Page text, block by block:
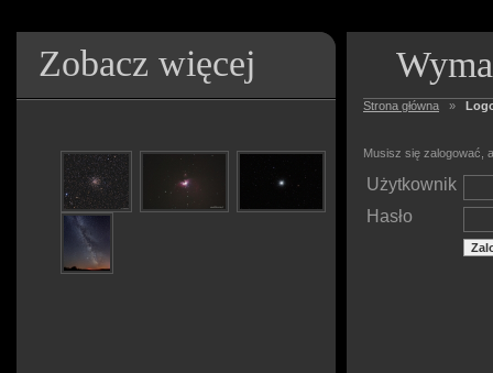
Zobacz więcej
Strona główna »
Musisz się zalogować,
Użytkownik
Hasło